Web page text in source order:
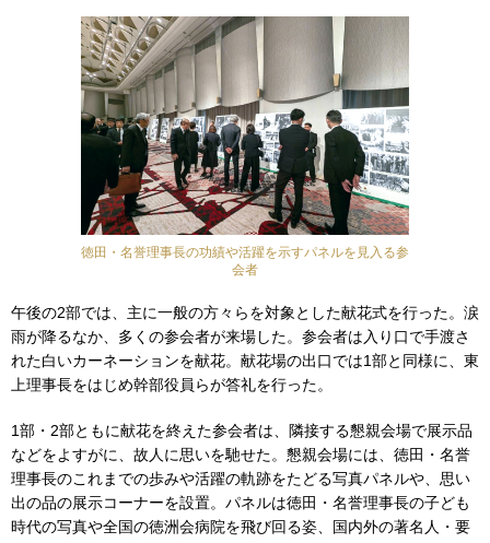
徳田・名誉理事長の功績や活躍を示すパネルを見入る参
会者
午後の2部では、主に一般の方々らを対象とした献花式を行った。涙
雨が降るなか、多くの参会者が来場した。参会者は入り口で手渡さ
れた白いカーネーションを献花。献花場の出口では1部と同様に、東
上理事長をはじめ幹部役員らが答礼を行った。
1部・2部ともに献花を終えた参会者は、隣接する懇親会場で展示品
などをよすがに、故人に思いを馳せた。懇親会場には、徳田・名誉
理事長のこれまでの歩みや活躍の軌跡をたどる写真パネルや、思い
出の品の展示コーナーを設置。パネルは徳田・名誉理事長の子ども
時代の写真や全国の徳洲会病院を飛び回る姿、国内外の著名人・要